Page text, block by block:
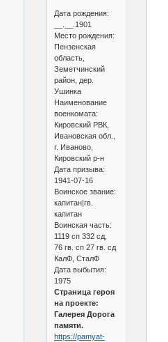
Дата рождения:
__.__.1901
Место рождения:
Пензенская
область,
Земетчинский
район, дер.
Ушинка
Наименование
военкомата:
Кировский РВК,
Ивановская обл.,
г. Иваново,
Кировский р-н
Дата призыва:
1941-07-16
Воинское звание:
капитан|гв.
капитан
Воинская часть:
1119 сп 332 сд,
76 гв. сп 27 гв. сд
КалФ, СталФ
Дата выбытия:
1975
Страница героя
на проекте:
Галерея Дорога
памяти.
https://pamyat-